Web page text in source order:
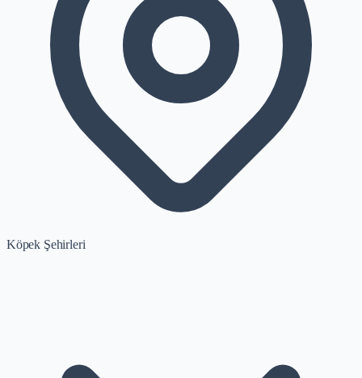
Köpek Şehirleri